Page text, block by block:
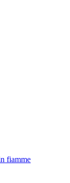
fiamme